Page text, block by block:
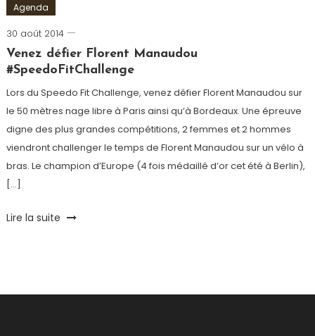
Solidarité
Agenda
30 août 2014
Romain-
Paris
Venez défier Florent Manaudou
#SpeedoFitChallenge
Lors du Speedo Fit Challenge, venez défier Florent Manaudou sur
le 50 mètres nage libre à Paris ainsi qu’à Bordeaux. Une épreuve
digne des plus grandes compétitions, 2 femmes et 2 hommes
viendront challenger le temps de Florent Manaudou sur un vélo à
bras. Le champion d’Europe (4 fois médaillé d’or cet été à Berlin),
[…]
Tagged
Manaudou,
Lire la suite